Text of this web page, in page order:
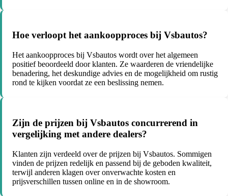
Hoe verloopt het aankoopproces bij Vsbautos?
Het aankoopproces bij Vsbautos wordt over het algemeen
positief beoordeeld door klanten. Ze waarderen de vriendelijke
benadering, het deskundige advies en de mogelijkheid om rustig
rond te kijken voordat ze een beslissing nemen.
Zijn de prijzen bij Vsbautos concurrerend in
vergelijking met andere dealers?
Klanten zijn verdeeld over de prijzen bij Vsbautos. Sommigen
vinden de prijzen redelijk en passend bij de geboden kwaliteit,
terwijl anderen klagen over onverwachte kosten en
prijsverschillen tussen online en in de showroom.